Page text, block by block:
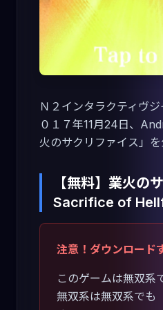
Ｎ２インタラクティヴ
０１７年11月24日、
火のサクリファイス」を
【無料】業火の
Sacrifice of
注意！ダウンロード
このゲームは無双系
無双系は無双系でも